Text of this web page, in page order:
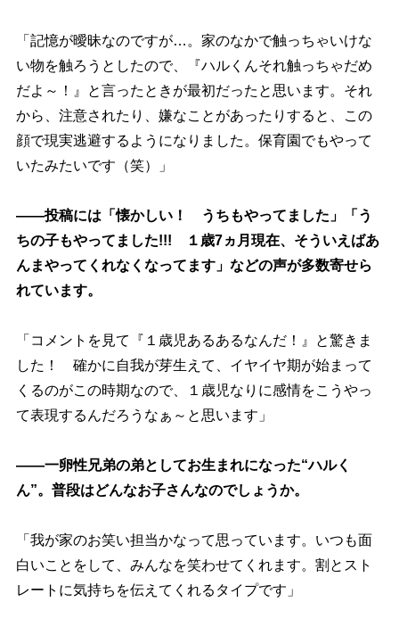
「記憶が曖昧なのですが…。家のなかで触っちゃいけな
い物を触ろうとしたので、『ハルくんそれ触っちゃだめ
だよ～！』と言ったときが最初だったと思います。それ
から、注意されたり、嫌なことがあったりすると、この
顔で現実逃避するようになりました。保育園でもやって
いたみたいです（笑）」
――投稿には「懐かしい！ うちもやってました」「う
ちの子もやってました!!! １歳7ヵ月現在、そういえばあ
んまやってくれなくなってます」などの声が多数寄せら
れています。
「コメントを見て『１歳児あるあるなんだ！』と驚きま
した！ 確かに自我が芽生えて、イヤイヤ期が始まって
くるのがこの時期なので、１歳児なりに感情をこうやっ
て表現するんだろうなぁ～と思います」
――一卵性兄弟の弟としてお生まれになった“ハルく
ん”。普段はどんなお子さんなのでしょうか。
「我が家のお笑い担当かなって思っています。いつも面
白いことをして、みんなを笑わせてくれます。割とスト
レートに気持ちを伝えてくれるタイプです」